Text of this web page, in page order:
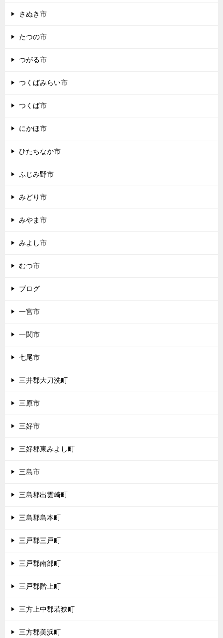
さぬき市
たつの市
つがる市
つくばみらい市
つくば市
にかほ市
ひたちなか市
ふじみ野市
みどり市
みやま市
みよし市
むつ市
ブログ
一宮市
一関市
七尾市
三井郡大刀洗町
三原市
三好市
三好郡東みよし町
三島市
三島郡出雲崎町
三島郡島本町
三戸郡三戸町
三戸郡南部町
三戸郡階上町
三方上中郡若狭町
三方郡美浜町